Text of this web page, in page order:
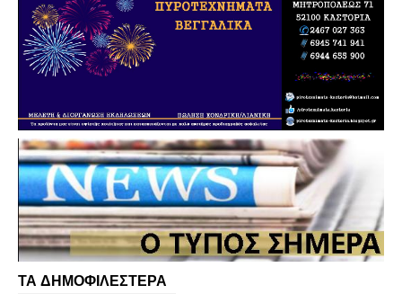
ΤΑ ΔΗΜΟΦΙΛΕΣΤΕΡΑ